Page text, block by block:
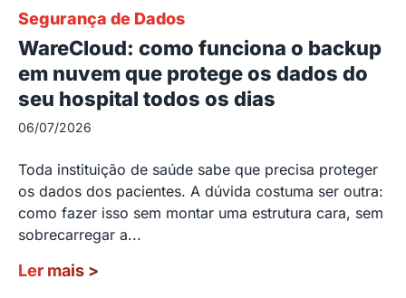
Segurança de Dados
WareCloud: como funciona o backup
em nuvem que protege os dados do
seu hospital todos os dias
06/07/2026
Toda instituição de saúde sabe que precisa proteger
os dados dos pacientes. A dúvida costuma ser outra:
como fazer isso sem montar uma estrutura cara, sem
sobrecarregar a...
Ler mais >